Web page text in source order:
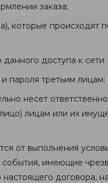
заказа;
которые происходят
доступа к сети
пароля третьим лицам;
несет
лицам или их
от выполнения
события, имеющие
договора,